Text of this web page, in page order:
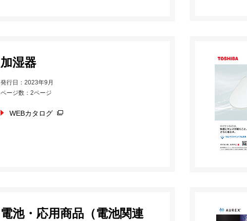
加湿器
発行日：2023年9月
ページ数：2ページ
WEBカタログ
電池・応用商品（電池関連